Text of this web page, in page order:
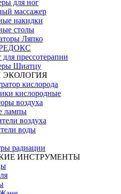
для ног
массажер
накидки
столы
Ляпко
РЕДОКС
прессотерапии
Шиатцу
кислорода
кислородные
воздуха
лампы
воздуха
воды
радиации
ИНСТРУМЕНТЫ